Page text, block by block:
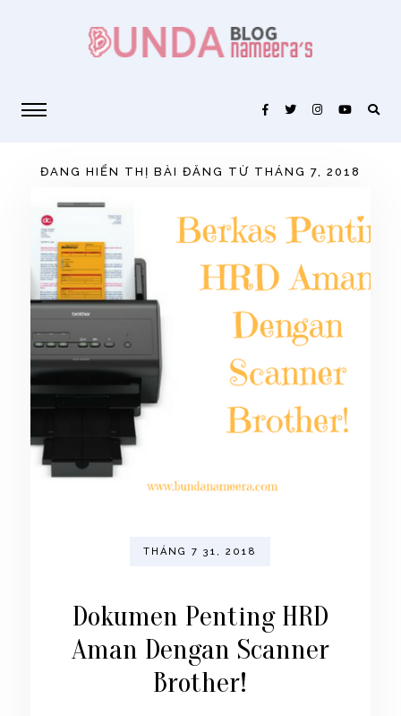
ĐANG HIỂN THỊ BÀI ĐĂNG TỪ THÁNG 7, 2018
THÁNG 7 31, 2018
Dokumen Penting HRD
Aman Dengan Scanner
Brother!